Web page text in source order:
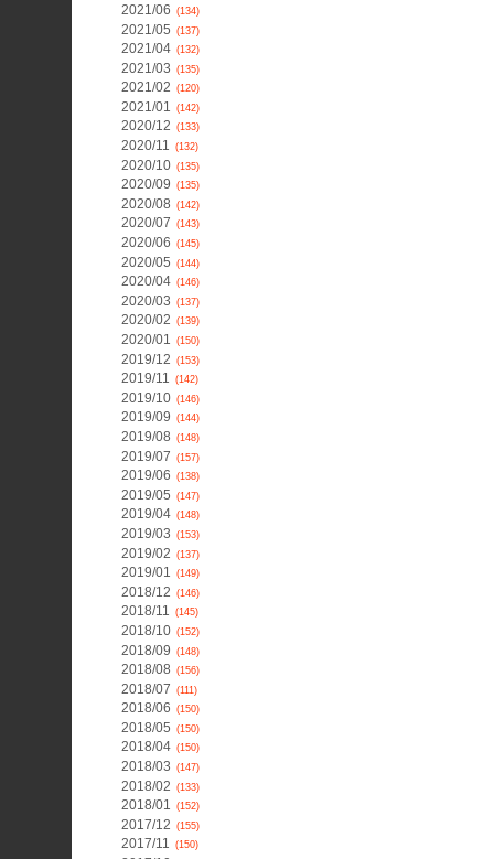
2021/06 (134)
2021/05 (137)
2021/04 (132)
2021/03 (135)
2021/02 (120)
2021/01 (142)
2020/12 (133)
2020/11 (132)
2020/10 (135)
2020/09 (135)
2020/08 (142)
2020/07 (143)
2020/06 (145)
2020/05 (144)
2020/04 (146)
2020/03 (137)
2020/02 (139)
2020/01 (150)
2019/12 (153)
2019/11 (142)
2019/10 (146)
2019/09 (144)
2019/08 (148)
2019/07 (157)
2019/06 (138)
2019/05 (147)
2019/04 (148)
2019/03 (153)
2019/02 (137)
2019/01 (149)
2018/12 (146)
2018/11 (145)
2018/10 (152)
2018/09 (148)
2018/08 (156)
2018/07 (111)
2018/06 (150)
2018/05 (150)
2018/04 (150)
2018/03 (147)
2018/02 (133)
2018/01 (152)
2017/12 (155)
2017/11 (150)